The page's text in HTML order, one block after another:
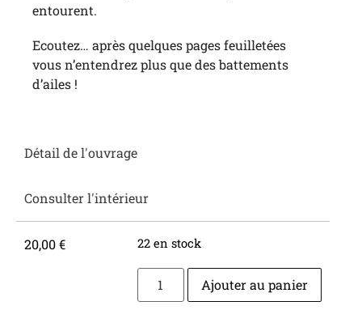
Détail de l'ouvrage
Consulter l'intérieur
entourent.
Ecoutez… après quelques pages feuilletées
vous n’entendrez plus que des battements
d’ailes !
20,00€ 22 en stock
Ajouter au panier